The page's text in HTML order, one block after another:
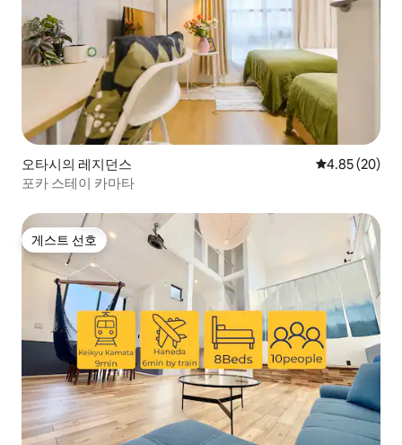
오타시의 레지던스 평점 4.85점(5
4.85 (20)
포카 스테이 카마타
게스트 선호
게스트 선호